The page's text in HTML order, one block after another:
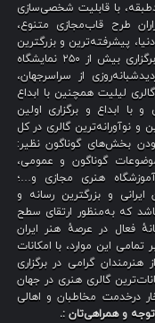
با قابلیت شخصی‌سازی
طرح قاب‌مجازی متنوع،
پیشرفته‌ترین و بزرگترین
گالری آنلاین در کل جهان می‌باشد، که باتجربهٔ برگزاری بیش از ۲۵۰ نمایشگاه
از سراسرجهان،
لیلیت همچنین با ابداع
با ابداع و برگزاری اولین
و نوآورانه‌ترین گالری در کل
بخش‌های گوناگون نظیر:
گوناگون و عمومی،
آموزشگاه هنری مجازی و…؛
ایرانی و بزرگترین رسانه و
که به‌منظور ارتقای سطح
فعال در عرصهٔ هنر ایران
این موارد، با امکانات
گرامی در برگزاری
گالری هنری در جهان
درخدمت مخاطبان و اهالی
و همراهی‌تان :.